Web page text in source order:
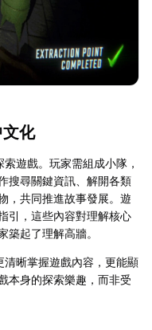
化
遊戲。玩家需組成小隊，
搜尋關鍵資訊、解開各類
，共同推進故事發展。遊
引，這些內容對理解核心
起了理解高牆。
清晰掌握遊戲內容，更能顯
本身的探索樂趣，而非受